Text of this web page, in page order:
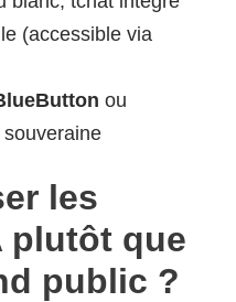
(accessible via
ou
les
plutôt que
public ?